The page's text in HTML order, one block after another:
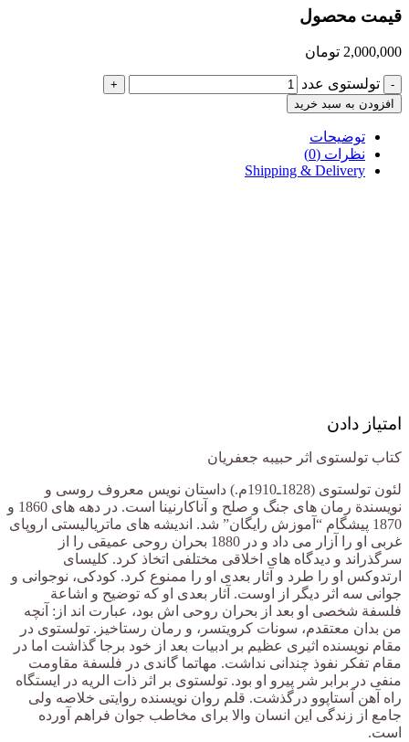
قیمت محصول
2,000,000 تومان
- تولستوی عدد
+
افزودن به سبد خرید
توضیحات
نظرات (0)
Shipping & Delivery
امتیاز دادن
کتاب تولستوی اثر حبیبه جعفریان
لئون تولستوی (1828ـ1910م.) داستان نویس معروف روسی و
نویسندة رمان های جنگ ‌و ‌صلح و آناکارنینا است. در دهه ‌های 1860 و
1870 پیشگام “آموزش رایگان” شد. اندیشه های ماتریالیستی اروپای
غربی او را آزار می داد و در 1880 بحران روحی عمیقی را از
سرگذراند و دیدگاه های اخلاقی مختلفی اتخاذ کرد. کلیسای
ارتدوکس او را طرد و آثار بعدی او را ممنوع کرد. کودکی، نوجوانی و
جوانی سه اثر دیگر از اوست. آثار بعدی او که توضیح و اشاعة
فلسفة شخصی او بعد از بحران روحی اش بود، عبارت اند از: آنچه
من بدان معتقدم، سونات کرویتسر، و رمان رستاخیز. تولستوی در
مقام نویسنده اثیری عظیم بر ادبیات بعد از خود برجا گذاشت اما در
مقام تفكر نفوذ چندانی نداشت. مهاتما گاندی در فلسفة مقاومت
منفی در برابر شر پیرو او بود. تولستوی بر اثر ذات الریه در ایستگاه
راه آهن آستاپوو درگذشت. قلم روان نویسنده روایتی خلاصه ولی
جامع از زندگی این انسان والا برای مخاطب جوان فراهم آورده
است.